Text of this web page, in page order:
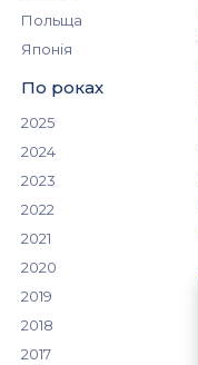
Польща
Японія
По роках
2025
2024
2023
2022
2021
2020
2019
2018
2017